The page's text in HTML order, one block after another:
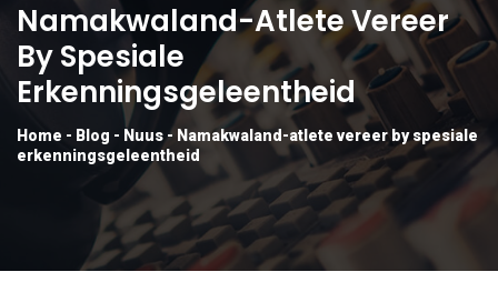
Namakwaland-Atlete Vereer
By Spesiale
Erkenningsgeleentheid
Home - Blog - Nuus- Namakwaland-atlete vereer by spesiale
erkenningsgeleentheid